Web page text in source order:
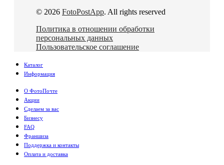
© 2026 FotoPostApp. All rights reserved
Политика в отношении обработки
персональных данных
Пользовательское соглашение
Каталог
Информация
О ФотоПочте
Акции
Сделаем за вас
Бизнесу
FAQ
Франшиза
Поддержка и контакты
Оплата и доставка